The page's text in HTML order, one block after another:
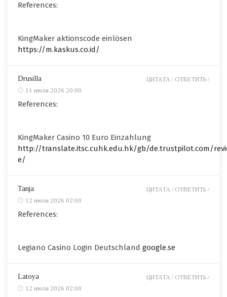
References:
KingMaker aktionscode einlösen
https://m.kaskus.co.id/
Drusilla
11 июля 2026 20:00
References:
KingMaker Casino 10 Euro Einzahlung
http://translate.itsc.cuhk.edu.hk/gb/de.trustpilot.com/
e/
ЦИТАТА / ОТВЕТИТЬ /
Tanja
12 июля 2026 02:00
References:
Legiano Casino Login Deutschland google.se
ЦИТАТА / ОТВЕТИТЬ /
Latoya
12 июля 2026 02:00
ЦИТАТА / ОТВЕТИТЬ /